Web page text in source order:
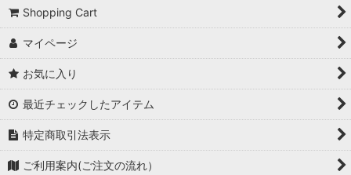
Shopping Cart
マイページ
お気に入り
最近チェックしたアイテム
特定商取引法表示
ご利用案内(ご注文の流れ）